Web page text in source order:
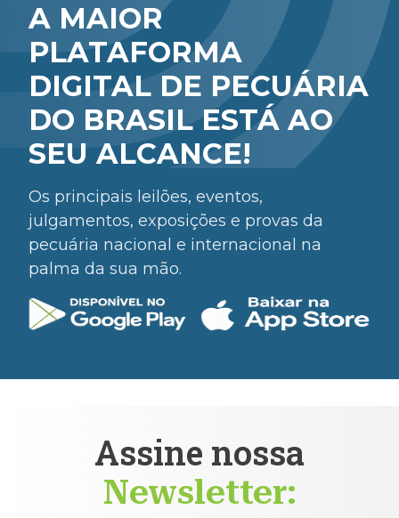
A MAIOR
PLATAFORMA
DIGITAL DE PECUÁRIA
DO BRASIL ESTÁ AO
SEU ALCANCE!
Os principais leilões, eventos,
julgamentos, exposições e provas da
pecuária nacional e internacional na
palma da sua mão.
Assine nossa
Newsletter: